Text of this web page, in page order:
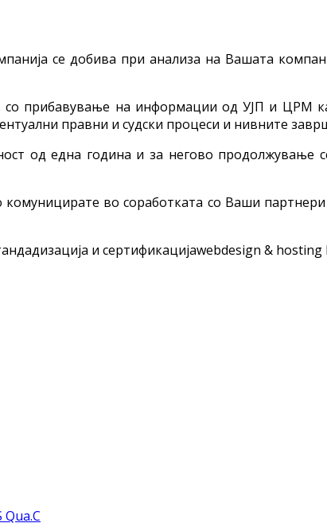
се добива при анализа на Вашата
со прибавување на информации од УЈП и ЦРМ
правни и судски процеси и нивните
од една година и за негово продолжување
комуницирате во соработката со Ваши
и сертификацијаwebdesign & hosting